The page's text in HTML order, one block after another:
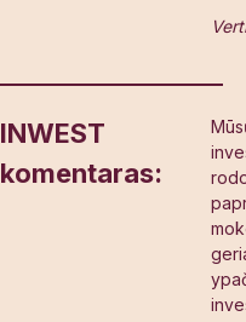
INWEST
komentaras: